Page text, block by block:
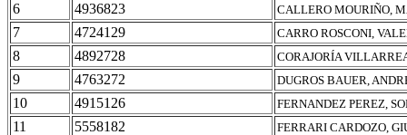
6 4936823 CALLERO MOURIÑO,
7 4724129 CARRO ROSCONI,
8 4892728 CORAJORÍA
9 4763272 DUGROS BAUER,
10 4915126 FERNANDEZ PEREZ,
11 5558182 FERRARI CARDOZO,